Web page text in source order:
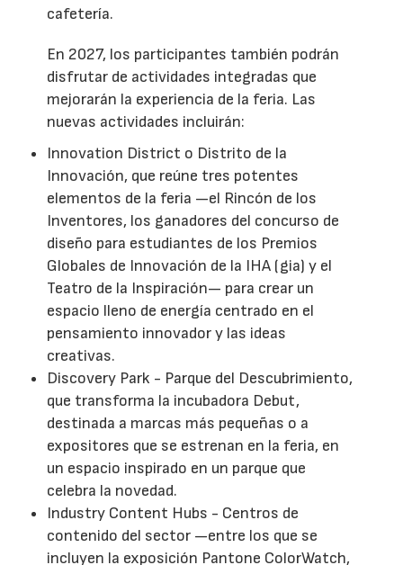
cafetería.
En 2027, los participantes también podrán
disfrutar de actividades integradas que
mejorarán la experiencia de la feria. Las
nuevas actividades incluirán:
Innovation District o Distrito de la
Innovación, que reúne tres potentes
elementos de la feria —el Rincón de los
Inventores, los ganadores del concurso de
diseño para estudiantes de los Premios
Globales de Innovación de la IHA (gia) y el
Teatro de la Inspiración— para crear un
espacio lleno de energía centrado en el
pensamiento innovador y las ideas
creativas.
Discovery Park - Parque del Descubrimiento,
que transforma la incubadora Debut,
destinada a marcas más pequeñas o a
expositores que se estrenan en la feria, en
un espacio inspirado en un parque que
celebra la novedad.
Industry Content Hubs - Centros de
contenido del sector —entre los que se
incluyen la exposición Pantone ColorWatch,